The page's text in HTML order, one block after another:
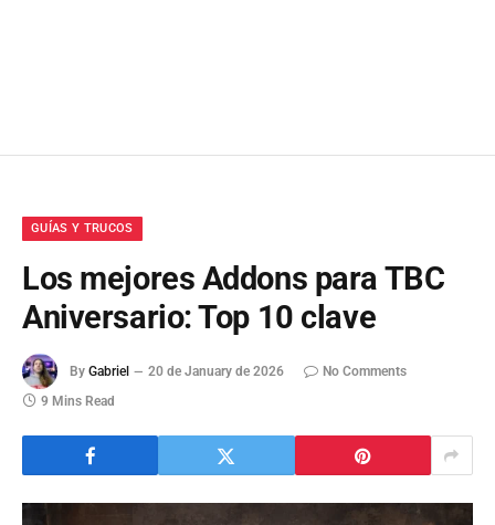
GUÍAS Y TRUCOS
Los mejores Addons para TBC
Aniversario: Top 10 clave
By Gabriel 20 de January de 2026
No Comments
9 Mins Read